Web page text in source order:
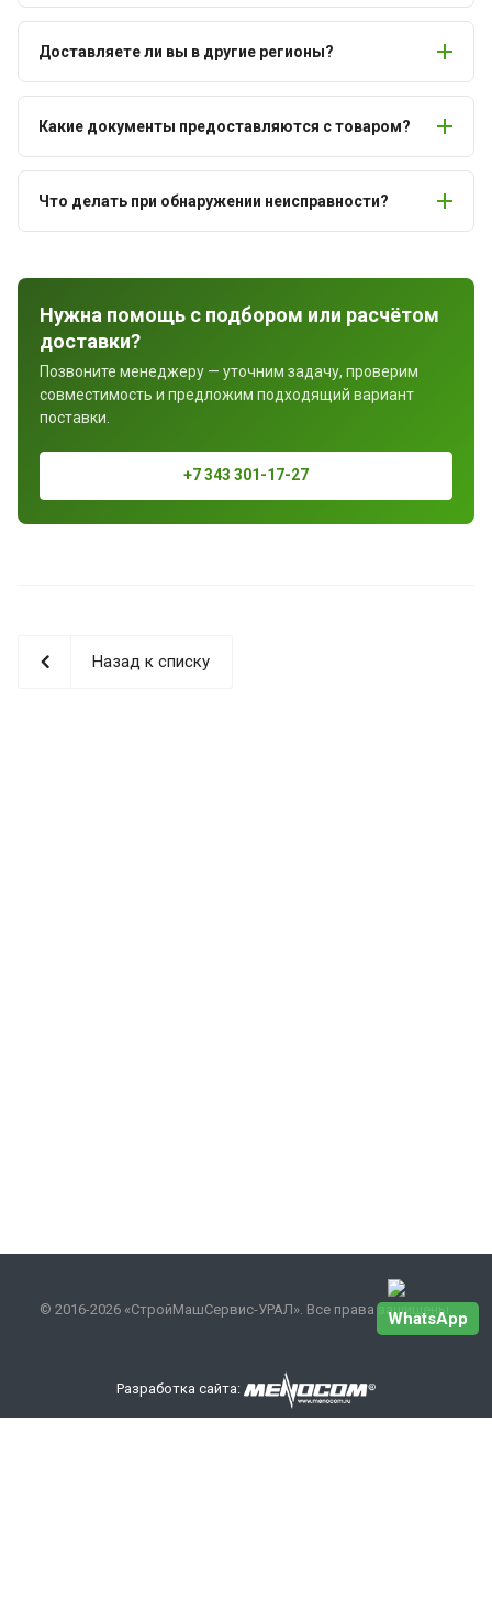
Доставляете ли вы в другие регионы?
Какие документы предоставляются с товаром?
Что делать при обнаружении неисправности?
Нужна помощь с подбором или расчётом
доставки?
Позвоните менеджеру — уточним задачу, проверим
совместимость и предложим подходящий вариант
поставки.
+7 343 301-17-27
Назад к списку
© 2016-2026 «СтройМашСервис-УРАЛ». Все права защищены.
Разработка сайта:
WhatsApp